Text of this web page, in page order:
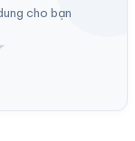
cho bạn